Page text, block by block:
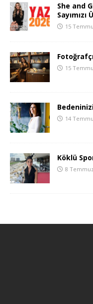
She and
15
15
14
Köklü
8